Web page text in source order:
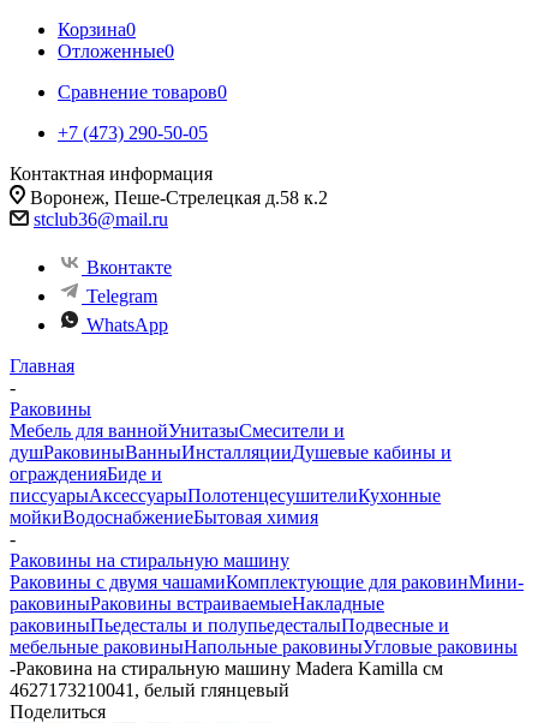
Корзина0
Отложенные0
Сравнение товаров0
+7 (473) 290-50-05
Контактная информация
Воронеж, Пеше-Стрелецкая д.58 к.2
stclub36@mail.ru
Вконтакте
Telegram
WhatsApp
Главная
-
Раковины
Мебель для ваннойУнитазыСмесители и
душРаковиныВанныИнсталляцииДушевые кабины и
огражденияБиде и
писсуарыАксессуарыПолотенцесушителиКухонные
мойкиВодоснабжениеБытовая химия
-
Раковины на стиральную машину
Раковины с двумя чашамиКомплектующие для раковинМини-
раковиныРаковины встраиваемыеНакладные
раковиныПьедесталы и полупьедесталыПодвесные и
мебельные раковиныНапольные раковиныУгловые раковины
-Раковина на стиральную машину Madera Kamilla см
4627173210041, белый глянцевый
Поделиться